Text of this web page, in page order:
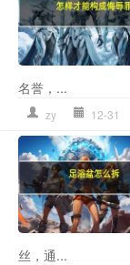
名誉，...
zy 12-31
丝，通...